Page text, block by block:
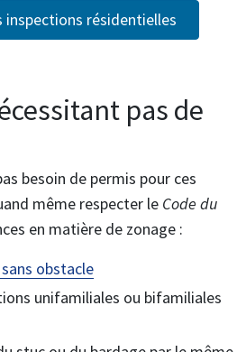
inspections résidentielles
pas de
besoin de permis pour ces
même respecter le Code du
en matière de zonage :
sans obstacle
unifamiliales ou bifamiliales